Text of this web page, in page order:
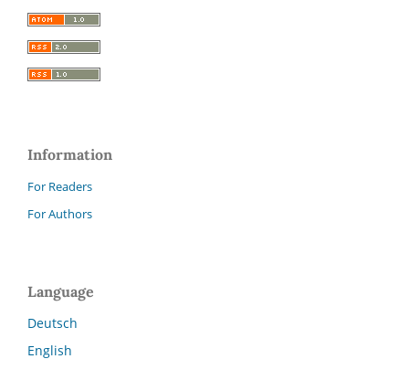
Information
For Readers
For Authors
Language
Deutsch
English